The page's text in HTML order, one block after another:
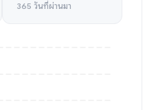
365 วันที่ผ่านมา